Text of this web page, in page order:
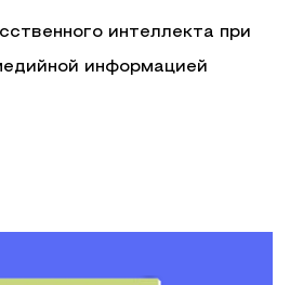
интеллекта при
информацией